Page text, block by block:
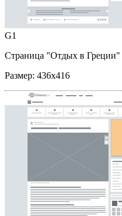
G1
Страница "Отдых в Греции"
Размер: 436x416